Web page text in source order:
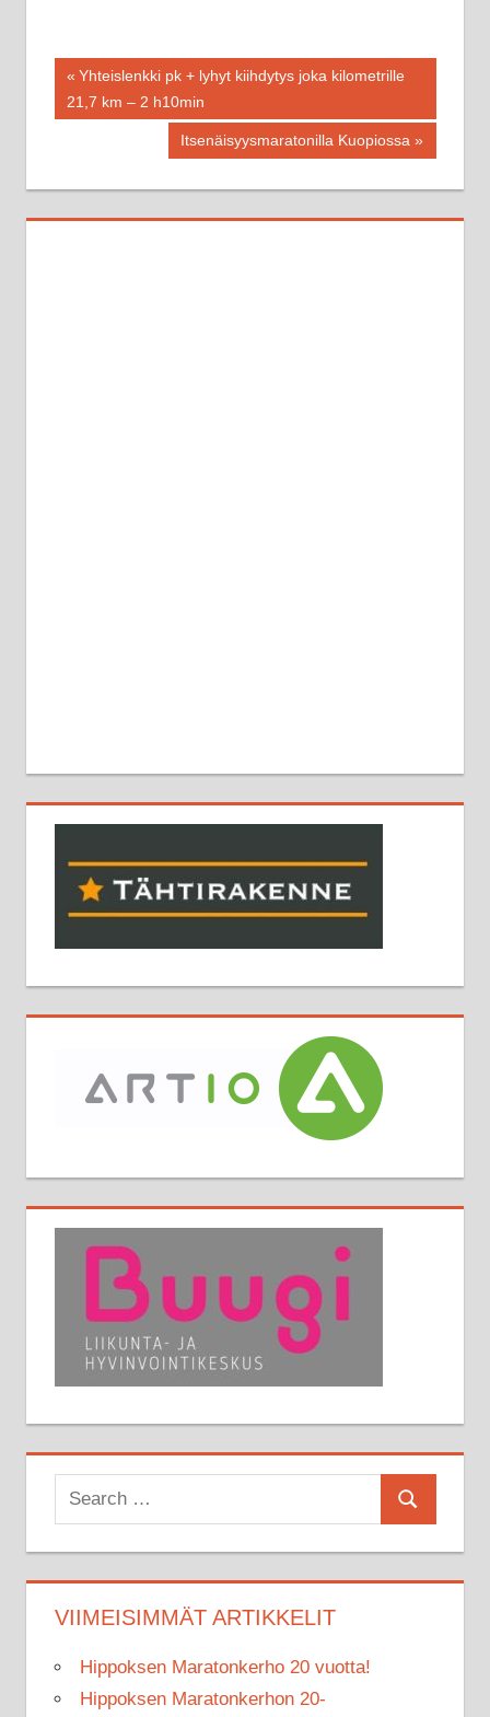
Artikkelien
selaus
Previous
Post:
Yhteislenkki pk + lyhyt kiihdytys joka kilometrille
21,7 km – 2 h10min
Next
Itsenäisyysmaratonilla Kuopiossa
Search
for:
Search
VIIMEISIMMÄT ARTIKKELIT
Hippoksen Maratonkerho 20 vuotta!
Hippoksen Maratonkerhon 20-